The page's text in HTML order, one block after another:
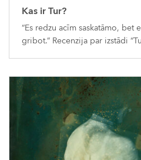
Kas ir Tur?
“Es redzu acīm saskatāmo,
gribot.” Recenzija par izstādi